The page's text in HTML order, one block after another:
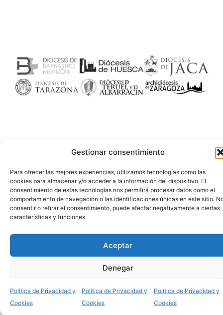
Gestionar consentimiento
Para ofrecer las mejores experiencias, utilizamos tecnologías como las
cookies para almacenar y/o acceder a la información del dispositivo. El
consentimiento de estas tecnologías nos permitirá procesar datos como el
comportamiento de navegación o las identificaciones únicas en este sitio.
consentir o retirar el consentimiento, puede afectar negativamente a ciertas
características y funciones.
Aceptar
Denegar
Política de Privacidad y
Cookies
Política de Privacidad y
Cookies
Política de Privacidad y
Cookies